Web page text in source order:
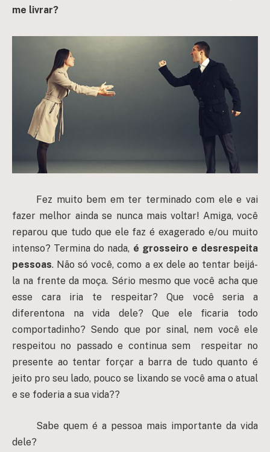
me livrar?
Fez muito bem em ter terminado com ele e vai
fazer melhor ainda se nunca mais voltar! Amiga, você
reparou que tudo que ele faz é exagerado e/ou muito
intenso? Termina do nada, é grosseiro e desrespeita
pessoas. Não só você, como a ex dele ao tentar beijá-
la na frente da moça. Sério mesmo que você acha que
esse cara iria te respeitar? Que você seria a
diferentona na vida dele? Que ele ficaria todo
comportadinho? Sendo que por sinal, nem você ele
respeitou no passado e continua sem respeitar no
presente ao tentar forçar a barra de tudo quanto é
jeito pro seu lado, pouco se lixando se você ama o atual
e se foderia a sua vida??
Sabe quem é a pessoa mais importante da vida
dele?